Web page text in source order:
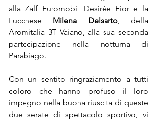
alla Zalf Euromobil Desirèe Fior e la
Lucchese Milena Delsarto, della
Aromitalia 3T Vaiano, alla sua seconda
partecipazione nella notturna di
Parabiago.
Con un sentito ringraziamento a tutti
coloro che hanno profuso il loro
impegno nella buona riuscita di queste
due serate di spettacolo sportivo, vi